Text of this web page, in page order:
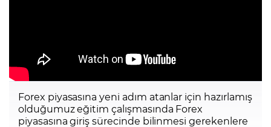
Forex piyasasına yeni adım atanlar için hazırlamış
olduğumuz eğitim çalışmasında Forex
piyasasına giriş sürecinde bilinmesi gerekenlere